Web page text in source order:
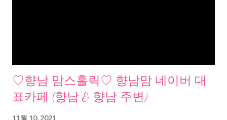
♡향남 맘스홀릭♡ 향남맘 네이버 대
표카페 (향남 & 향남 주변)
11월 10, 2021